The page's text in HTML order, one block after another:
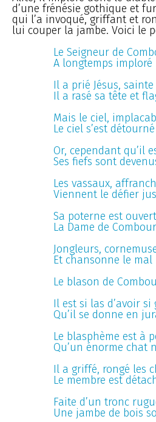
d’une frénésie gothique et
qui l’a invoqué, griffant et
lui couper la jambe. Voici le
Le Seigneur de
A longtemps imploré
Il a prié Jésus,
Il a rasé sa tête et
Mais le ciel,
Le ciel s’est
Or, cependant qu’il
Ses fiefs sont
Les vassaux,
Viennent le défier
Sa poterne est
La Dame de
Jongleurs,
Et chansonne le
Le blason de
Il est si las d’avoir
Qu’il se donne en
Le blasphème est à
Qu’un énorme chat
Il a griffé, rongé les
Le membre est
Faite d’un tronc
Une jambe de bois